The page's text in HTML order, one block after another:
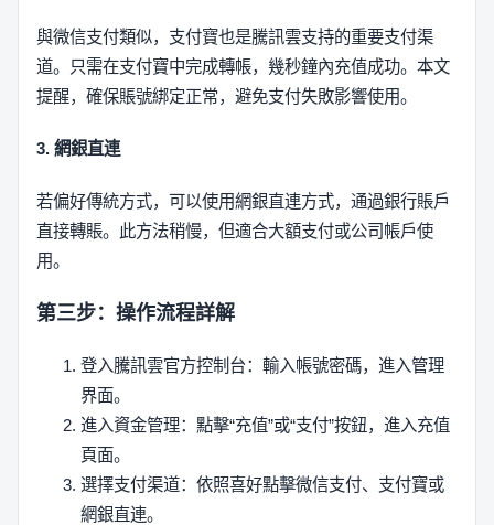
與微信支付類似，支付寶也是騰訊雲支持的重要支付渠
道。只需在支付寶中完成轉帳，幾秒鐘內充值成功。本文
提醒，確保賬號綁定正常，避免支付失敗影響使用。
3. 網銀直連
若偏好傳統方式，可以使用網銀直連方式，通過銀行賬戶
直接轉賬。此方法稍慢，但適合大額支付或公司帳戶使
用。
第三步：操作流程詳解
登入騰訊雲官方控制台：輸入帳號密碼，進入管理
界面。
進入資金管理：點擊“充值”或“支付”按鈕，進入充值
頁面。
選擇支付渠道：依照喜好點擊微信支付、支付寶或
網銀直連。